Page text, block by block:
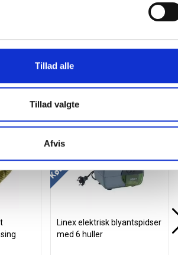
Tillad alle
Tillad valgte
Afvis
inkl. moms
varen
Køb mere og spar
Linex elektrisk blyantspidser
med 6 huller